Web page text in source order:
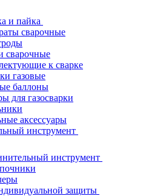
и пайка
сварочные
сварочные
к сварке
газовые
баллоны
для газосварки
аксессуары
инструмент
инструмент
защиты